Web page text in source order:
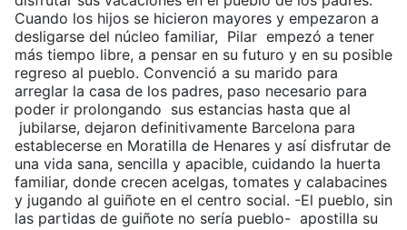
Cuando los hijos se hicieron mayores y empezaron a
desligarse del núcleo familiar, Pilar empezó a tener
más tiempo libre, a pensar en su futuro y en su posible
regreso al pueblo. Convenció a su marido para
arreglar la casa de los padres, paso necesario para
poder ir prolongando sus estancias hasta que al
jubilarse, dejaron definitivamente Barcelona para
establecerse en Moratilla de Henares y así disfrutar de
una vida sana, sencilla y apacible, cuidando la huerta
familiar, donde crecen acelgas, tomates y calabacines
y jugando al guiñote en el centro social. -El pueblo, sin
las partidas de guiñote no sería pueblo- apostilla su